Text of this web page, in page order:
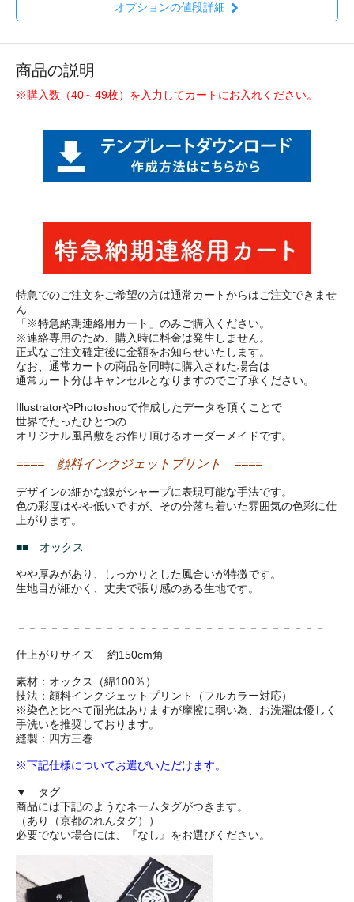
オプションの値段詳細
商品の説明
※購入数（40～49枚）を入力してカートにお入れください。
特急でのご注文をご希望の方は通常カートからはご注文できませ
ん
「※特急納期連絡用カート」のみご購入ください。
※連絡専用のため、購入時に料金は発生しません。
正式なご注文確定後に金額をお知らせいたします。
なお、通常カートの商品を同時に購入された場合は
通常カート分はキャンセルとなりますのでご了承ください。
IllustratorやPhotoshopで作成したデータを頂くことで
世界でたったひとつの
オリジナル風呂敷をお作り頂けるオーダーメイドです。
==== 顔料インクジェットプリント ====
デザインの細かな線がシャープに表現可能な手法です。
色の彩度はやや低いですが、その分落ち着いた雰囲気の色彩に仕
上がります。
■■ オックス
やや厚みがあり、しっかりとした風合いが特徴です。
生地目が細かく、丈夫で張り感のある生地です。
－－－－－－－－－－－－－－－－－－－－－－－－－－－－
仕上がりサイズ 約150cm角
素材：オックス（綿100％）
技法：顔料インクジェットプリント（フルカラー対応）
※染色と比べて耐光はありますが摩擦に弱い為、お洗濯は優しく
手洗いを推奨しております。
縫製：四方三巻
※下記仕様についてお選びいただけます。
▼ タグ
商品には下記のようなネームタグがつきます。
（あり（京都のれんタグ））
必要でない場合には、『なし』をお選びください。